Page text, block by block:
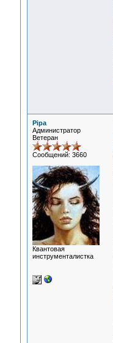
Pipa
Администратор
Ветеран
Сообщений: 3660
Квантовая
инструменталистка